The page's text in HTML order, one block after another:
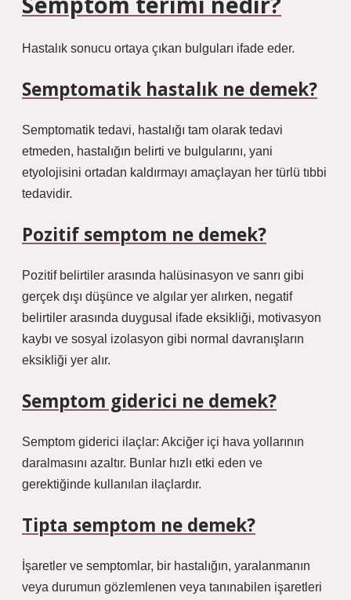
Hastalık sonucu ortaya çıkan bulguları ifade eder.
Semptomatik hastalık ne demek?
Semptomatik tedavi, hastalığı tam olarak tedavi
etmeden, hastalığın belirti ve bulgularını, yani
etyolojisini ortadan kaldırmayı amaçlayan her türlü tıbbi
tedavidir.
Pozitif semptom ne demek?
Pozitif belirtiler arasında halüsinasyon ve sanrı gibi
gerçek dışı düşünce ve algılar yer alırken, negatif
belirtiler arasında duygusal ifade eksikliği, motivasyon
kaybı ve sosyal izolasyon gibi normal davranışların
eksikliği yer alır.
Semptom giderici ne demek?
Semptom giderici ilaçlar: Akciğer içi hava yollarının
daralmasını azaltır. Bunlar hızlı etki eden ve
gerektiğinde kullanılan ilaçlardır.
Tipta semptom ne demek?
İşaretler ve semptomlar, bir hastalığın, yaralanmanın
veya durumun gözlemlenen veya tanınabilen işaretleri